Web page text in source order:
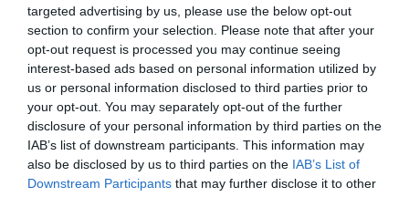
targeted advertising by us, please use the below opt-out
section to confirm your selection. Please note that after your
opt-out request is processed you may continue seeing
interest-based ads based on personal information utilized by
us or personal information disclosed to third parties prior to
your opt-out. You may separately opt-out of the further
disclosure of your personal information by third parties on the
IAB’s list of downstream participants. This information may
also be disclosed by us to third parties on the IAB’s List of
Downstream Participants that may further disclose it to other
El último panelanalizará el futuro del contenido
deportivocon Vanessa Asell-Tsuruga, director general
de marketing global digital en Rakuten y Óscar Mayo,
director general ejecutivo de LaLiga.
Añadir 2Playbookcomo fuente preferida de Google
de forma gratuita
Mantente informado con las últimas noticias de actualidad.
ACTIVAR AHORA